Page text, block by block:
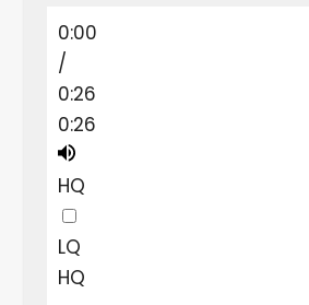
0:00
/
0:26
0:26
HQ
LQ
HQ